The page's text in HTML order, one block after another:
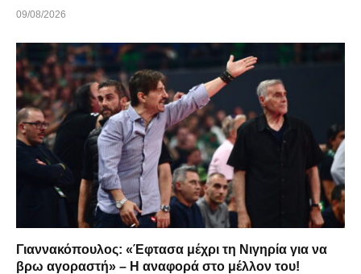
09/08/2026
Γιαννακόπουλος: «Έφτασα μέχρι τη Νιγηρία για να
βρω αγοραστή» – Η αναφορά στο μέλλον του!